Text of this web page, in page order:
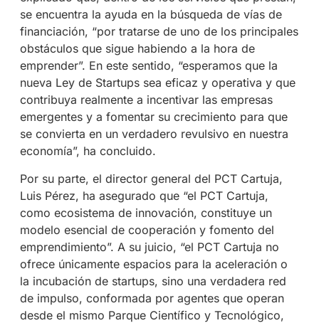
se encuentra la ayuda en la búsqueda de vías de
financiación, “por tratarse de uno de los principales
obstáculos que sigue habiendo a la hora de
emprender”. En este sentido, “esperamos que la
nueva Ley de Startups sea eficaz y operativa y que
contribuya realmente a incentivar las empresas
emergentes y a fomentar su crecimiento para que
se convierta en un verdadero revulsivo en nuestra
economía”, ha concluido.
Por su parte, el director general del PCT Cartuja,
Luis Pérez, ha asegurado que “el PCT Cartuja,
como ecosistema de innovación, constituye un
modelo esencial de cooperación y fomento del
emprendimiento”. A su juicio, “el PCT Cartuja no
ofrece únicamente espacios para la aceleración o
la incubación de startups, sino una verdadera red
de impulso, conformada por agentes que operan
desde el mismo Parque Científico y Tecnológico,